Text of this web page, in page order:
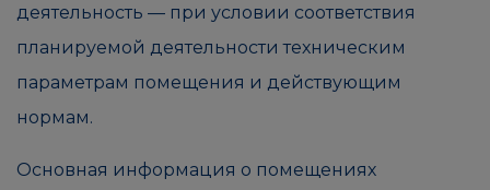
деятельность — при условии соответствия
планируемой деятельности техническим
параметрам помещения и действующим
нормам.
Основная информация о помещениях